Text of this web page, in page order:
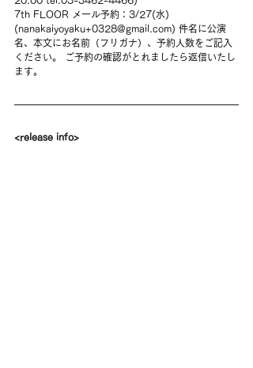
7th FLOOR メール予約：3/27(水)
(nanakaiyoyaku+0328@gmail.com) 件名に公演
名、本文にお名前（フリガナ）、予約人数をご記入
ください。 ご予約の確認がとれましたら返信いたし
ます。
<release info>